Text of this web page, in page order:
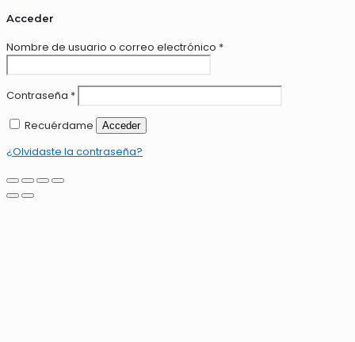
Acceder
Nombre de usuario o correo electrónico *
Contraseña *
Recuérdame
Acceder
¿Olvidaste la contraseña?